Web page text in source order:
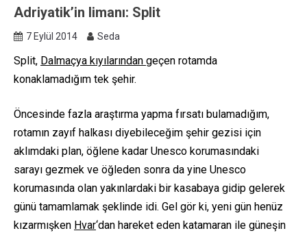
Adriyatik’in limanı: Split
7 Eylül 2014 Seda
Split, Dalmaçya kıyılarından geçen rotamda
konaklamadığım tek şehir.
Öncesinde fazla araştırma yapma fırsatı bulamadığım,
rotamın zayıf halkası diyebileceğim şehir gezisi için
aklımdaki plan, öğlene kadar Unesco korumasındaki
sarayı gezmek ve öğleden sonra da yine Unesco
korumasında olan yakınlardaki bir kasabaya gidip gelerek
günü tamamlamak şeklinde idi. Gel gör ki, yeni gün henüz
kızarmışken Hvar‘dan hareket eden katamaran ile güneşin